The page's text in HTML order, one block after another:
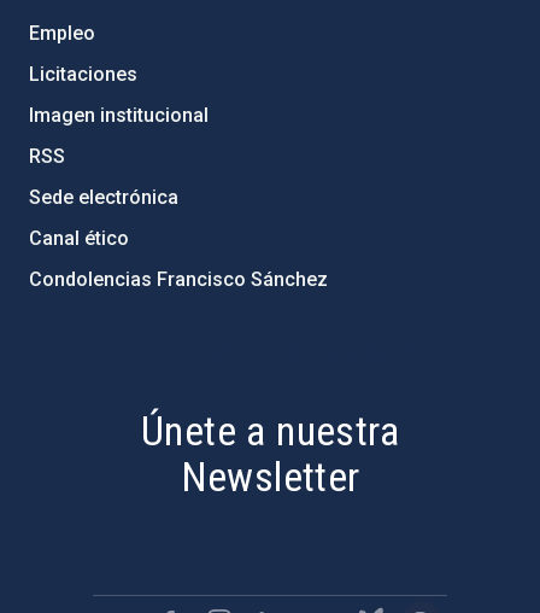
Empleo
Licitaciones
Imagen institucional
RSS
Sede electrónica
Canal ético
Condolencias Francisco Sánchez
Únete a nuestra
Newsletter